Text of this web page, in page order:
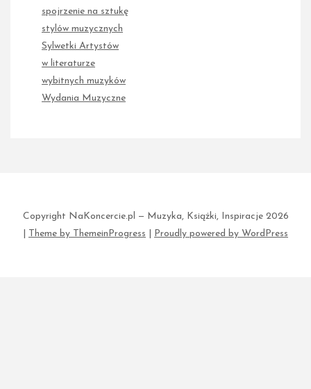
spojrzenie na sztukę
stylów muzycznych
Sylwetki Artystów
w literaturze
wybitnych muzyków
Wydania Muzyczne
Copyright NaKoncercie.pl — Muzyka, Książki, Inspiracje 2026
Theme by ThemeinProgress Proudly powered by WordPress